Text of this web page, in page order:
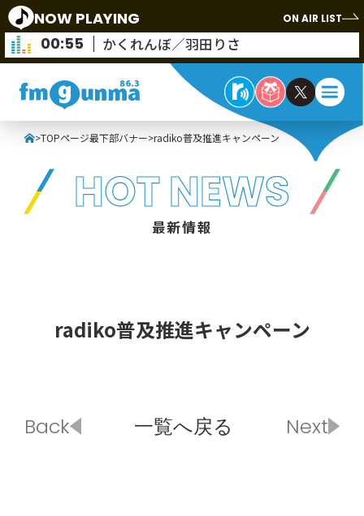
NOW PLAYING ON AIR LIST
00:55 かくれんぼ／羽田りさ
>TOPページ最下部バナー>radiko普及推進キャンペーン
HOT NEWS
最新情報
radiko普及推進キャンペーン
Back 一覧へ戻る Next